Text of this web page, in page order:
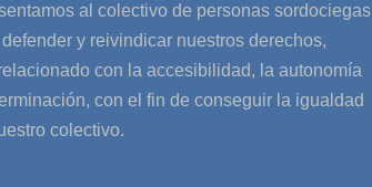
al colectivo de personas sordociegas
y reivindicar nuestros derechos,
con la accesibilidad, la autonomía
con el fin de conseguir la igualdad
colectivo.